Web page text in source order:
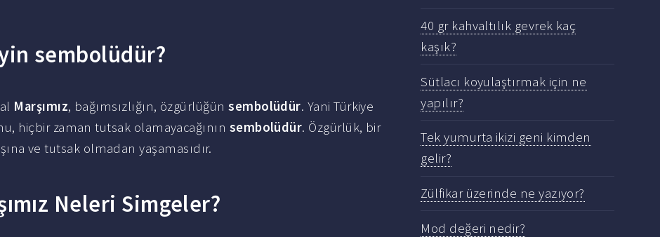
sembolüdür?
Marşımız, bağımsızlığın, özgürlüğünsembolüdür. Yani Türkiye
hiçbir zaman tutsak olamayacağının sembolüdür. Özgürlük, bir
ve tutsak olmadan yaşamasıdır.
Neleri Simgeler?
40 gr kahvaltılık gevrek kaç
kaşık?
Sütlacı koyulaştırmak için ne
yapılır?
Tek yumurta ikizi geni kimden
gelir?
Zülfikar üzerinde ne yazıyor?
Mod değeri nedir?